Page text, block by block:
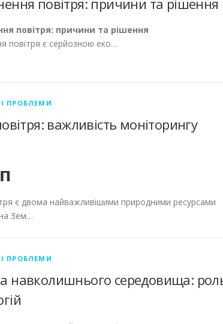
повітря: причини та рішення
повітря: причини та рішення
повітря є серйозною еко…
ПРОБЛЕМИ
важливість моніторингу
є двома найважливішими природними ресурсами
Зем…
ПРОБЛЕМИ
навколишнього середовища: